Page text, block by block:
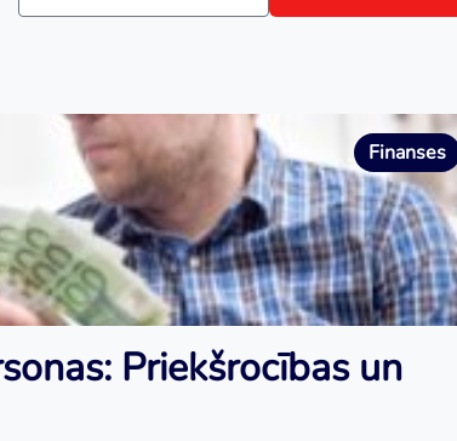
Finanses
Priekšrocības un